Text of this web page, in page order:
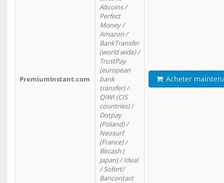
PremiumInstant.com
Altcoins /
Perfect
Money /
Amazon /
BankTransfer
(world wide) /
TrustPay
(european
bank
transfer) /
QIWI (CIS
countries) /
Dotpay
(Poland) /
Neosurf
(France) /
Bitcash (
Japan) / Ideal
/ Sofort/
Bancontact
Acheter